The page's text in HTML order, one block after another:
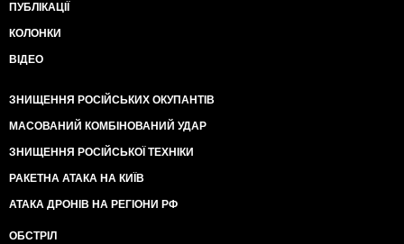
ПУБЛІКАЦІЇ
КОЛОНКИ
ВІДЕО
ЗНИЩЕННЯ РОСІЙСЬКИХ ОКУПАНТІВ
МАСОВАНИЙ КОМБІНОВАНИЙ УДАР
ЗНИЩЕННЯ РОСІЙСЬКОЇ ТЕХНІКИ
РАКЕТНА АТАКА НА КИЇВ
АТАКА ДРОНІВ НА РЕГІОНИ РФ
ОБСТРІЛ